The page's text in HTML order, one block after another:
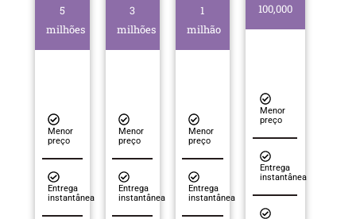
5
milhões
Menor
preço
Entrega
instantânea
3
milhões
Menor
preço
Entrega
instantânea
1
milhão
Menor
preço
Entrega
instantânea
100,000
Menor
preço
Entrega
instantânea